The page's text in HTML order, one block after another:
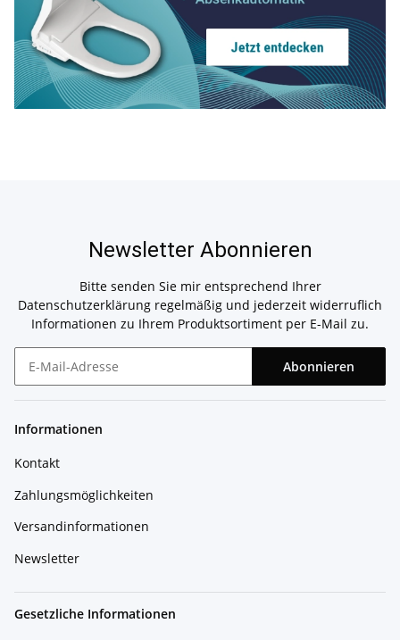
Newsletter Abonnieren
Bitte senden Sie mir entsprechend Ihrer
Datenschutzerklärung regelmäßig und jederzeit widerruflich
Informationen zu Ihrem Produktsortiment per E-Mail zu.
Abonnieren
Informationen
Kontakt
Zahlungsmöglichkeiten
Versandinformationen
Newsletter
Gesetzliche Informationen